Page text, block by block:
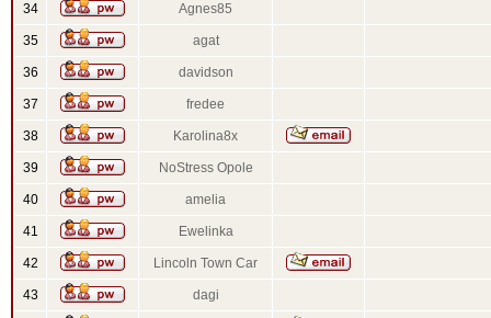
34 Agnes85
35 agat
36 davidson
37 fredee
38 Karolina8x
39 NoStress Opole
40 amelia
41 Ewelinka
42 Lincoln Town Car
43 dagi